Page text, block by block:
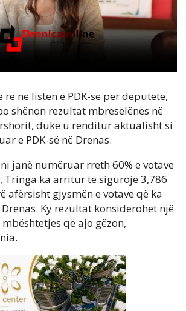
në listën e PDK-së për deputete,
shënon rezultat mbresëlënës në
duke u renditur aktualisht si
e PDK-së në Drenas.
janë numëruar rreth 60% e votave
Tringa ka arritur të sigurojë 3,786
afërsisht gjysmën e votave që ka
Ky rezultat konsiderohet një
që ajo gëzon,